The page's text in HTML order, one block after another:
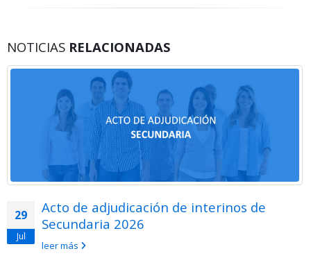
NOTICIAS RELACIONADAS
29
Jul
Acto de adjudicación de interinos de
Secundaria 2026
leer más